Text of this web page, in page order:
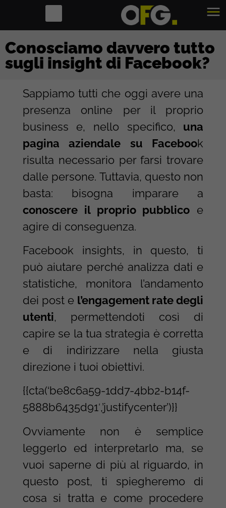
Conosciamo davvero tutto
sugli insight di Facebook?
Sappiamo tutti che oggi avere una
presenza online per il proprio
business e, nello specifico, una
pagina aziendale su Facebook
risulta necessario per farsi trovare
dalle persone. Tuttavia, questo non
basta: bisogna imparare a
conoscere il proprio pubblico e
agire di conseguenza.
Facebook insights, in questo, ti
può aiutare perché analizza dati e
statistiche, monitora l’andamento
dei post e l’engagement rate degli
utenti, permettendoti così di
capire se la tua strategia è corretta
e di indirizzare nella giusta
direzione i tuoi obiettivi.
{{cta(‘be8c6a59-1dd7-4bb2-b14f-
5888b6435d91′,’justifycenter’)}}
Ovviamente non è semplice
leggerlo ed interpretarlo ma, se
vuoi saperne di più al riguardo, in
questo post, ti spiegheremo di
cosa si tratta e come procedere